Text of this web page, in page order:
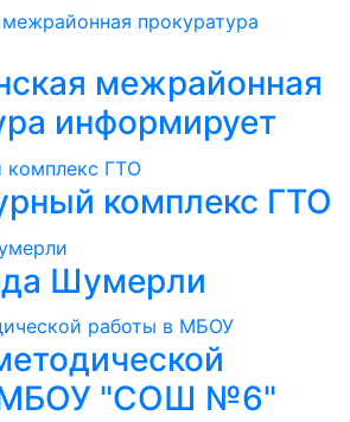
межрайонная
информирует
комплекс ГТО
Шумерли
МБОУ "СОШ №6"